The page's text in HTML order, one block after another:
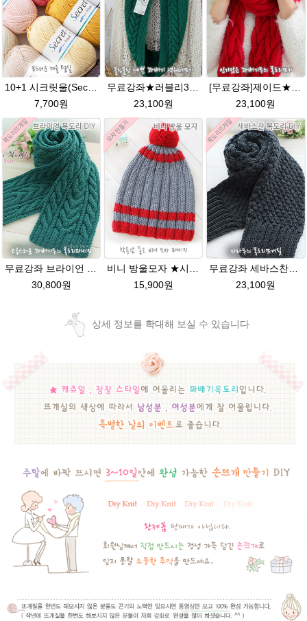
10+1 시크릿울(Secret Wool) 제일모직 뜨개실 목도리뜨기 모자털실
7,700원
무료강좌★러블리38넥워머★시크릿울 꽈배기넥워머뜨기 뜨개질
23,100원
[무료강좌]제이드★시크릿울 DIY 꽈배기 커플목도리뜨기
23,100원
30,800원
15,900원
23,100원
상세 정보를 확대해 보실 수 있습니다